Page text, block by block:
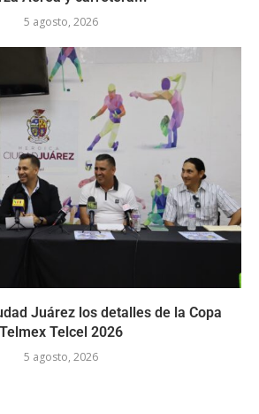
5 agosto, 2026
Juárez los detalles de la Copa
Telmex Telcel 2026
5 agosto, 2026